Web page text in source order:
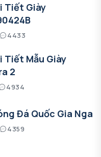
Tiết Giày
4433
Tiết Mẫu Giày
2
4934
Đá Quốc Gia Nga
4359